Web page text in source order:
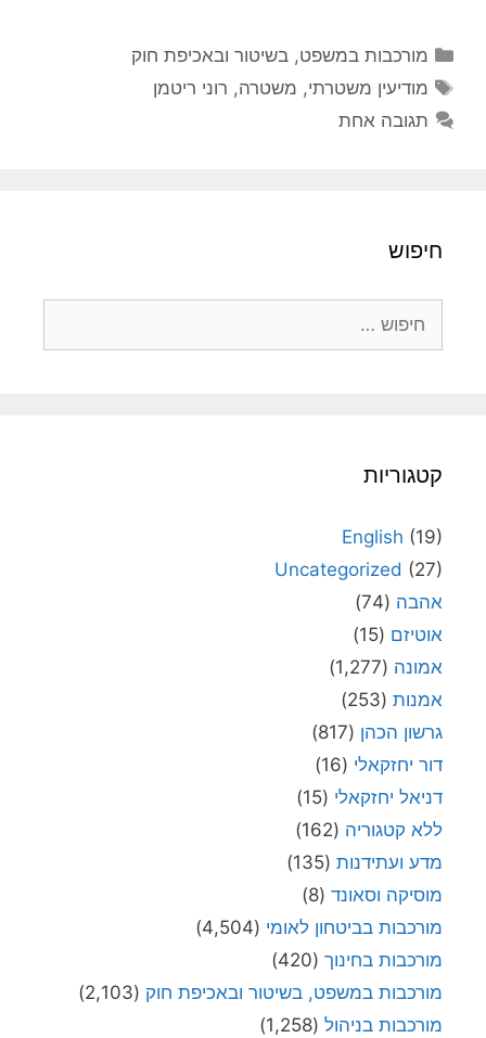
קטגוריות
מורכבות במשפט, בשיטור ובאכיפת חוק
תגיות
מודיעין משטרתי, משטרה, רוני ריטמן
תגובה אחת
חיפוש
קטגוריות
English (19)
Uncategorized (27)
אהבה (74)
אוטיזם (15)
אמונה (1,277)
אמנות (253)
גרשון הכהן (817)
דור יחזקאלי (16)
דניאל יחזקאלי (15)
ללא קטגוריה (162)
מדע ועתידנות (135)
מוסיקה וסאונד (8)
מורכבות בביטחון לאומי (4,504)
מורכבות בחינוך (420)
מורכבות במשפט, בשיטור ובאכיפת חוק (2,103)
מורכבות בניהול (1,258)